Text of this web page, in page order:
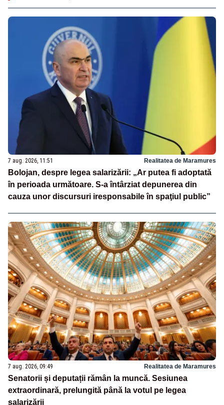
7 aug. 2026, 11:51 Realitatea de Maramures
Bolojan, despre legea salarizării: „Ar putea fi adoptată
în perioada următoare. S-a întârziat depunerea din
cauza unor discursuri iresponsabile în spaţiul public”
7 aug. 2026, 09:49 Realitatea de Maramures
Senatorii și deputații rămân la muncă. Sesiunea
extraordinară, prelungită până la votul pe legea
salarizării